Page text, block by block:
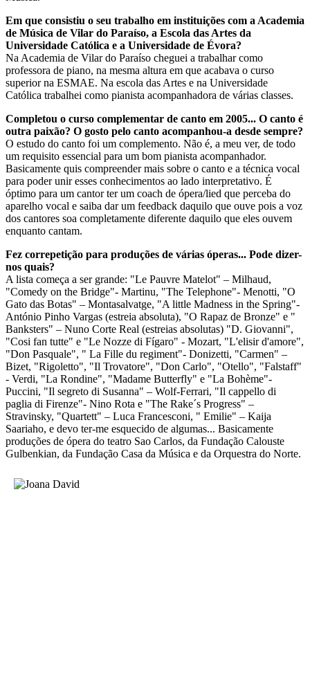
Em que consistiu o seu trabalho em instituições com a Academia
de Música de Vilar do Paraíso, a Escola das Artes da
Universidade Católica e a Universidade de Évora?
Na Academia de Vilar do Paraíso cheguei a trabalhar como
professora de piano, na mesma altura em que acabava o curso
superior na ESMAE. Na escola das Artes e na Universidade
Católica trabalhei como pianista acompanhadora de várias classes.
Completou o curso complementar de canto em 2005... O canto é
outra paixão? O gosto pelo canto acompanhou-a desde sempre?
O estudo do canto foi um complemento. Não é, a meu ver, de todo
um requisito essencial para um bom pianista acompanhador.
Basicamente quis compreender mais sobre o canto e a técnica vocal
para poder unir esses conhecimentos ao lado interpretativo. É
óptimo para um cantor ter um coach de ópera/lied que perceba do
aparelho vocal e saiba dar um feedback daquilo que ouve pois a voz
dos cantores soa completamente diferente daquilo que eles ouvem
enquanto cantam.
Fez correpetição para produções de várias óperas... Pode dizer-
nos quais?
A lista começa a ser grande: "Le Pauvre Matelot" – Milhaud,
"Comedy on the Bridge"- Martinu, "The Telephone"- Menotti, "O
Gato das Botas" – Montasalvatge, "A little Madness in the Spring"-
António Pinho Vargas (estreia absoluta), "O Rapaz de Bronze" e "
Banksters" – Nuno Corte Real (estreias absolutas) "D. Giovanni",
"Cosi fan tutte" e "Le Nozze di Fígaro" - Mozart, "L'elisir d'amore",
"Don Pasquale", " La Fille du regiment"- Donizetti, "Carmen" –
Bizet, "Rigoletto", "Il Trovatore", "Don Carlo", "Otello", "Falstaff"
- Verdi, "La Rondine", "Madame Butterfly" e "La Bohème"-
Puccini, "Il segreto di Susanna" – Wolf-Ferrari, "Il cappello di
paglia di Firenze"- Nino Rota e "The Rake´s Progress" –
Stravinsky, "Quartett" – Luca Francesconi, " Emilie" – Kaija
Saariaho, e devo ter-me esquecido de algumas... Basicamente
produções de ópera do teatro Sao Carlos, da Fundação Calouste
Gulbenkian, da Fundação Casa da Música e da Orquestra do Norte.